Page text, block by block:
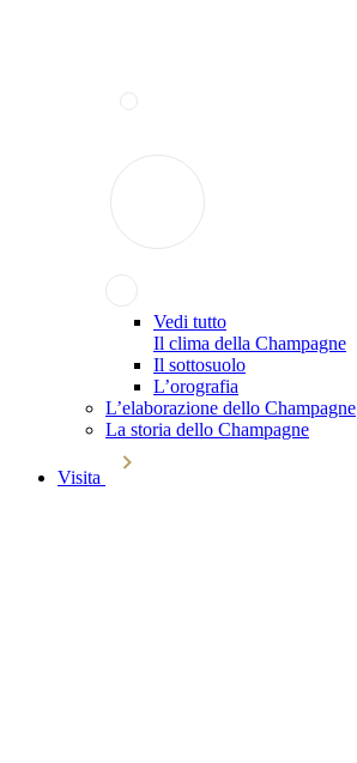
Vedi tutto
Il clima della Champagne
Il sottosuolo
L’orografia
L’elaborazione dello Champagne
La storia dello Champagne
Visita